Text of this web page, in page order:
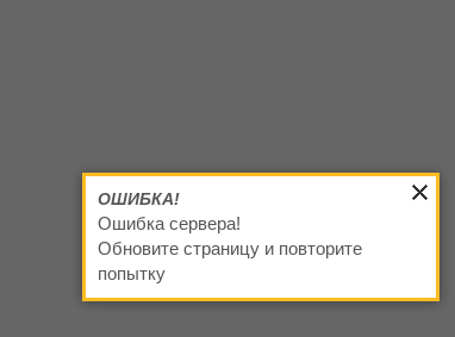
ОШИБКА!
Ошибка сервера!
Обновите страницу и повторите
попытку